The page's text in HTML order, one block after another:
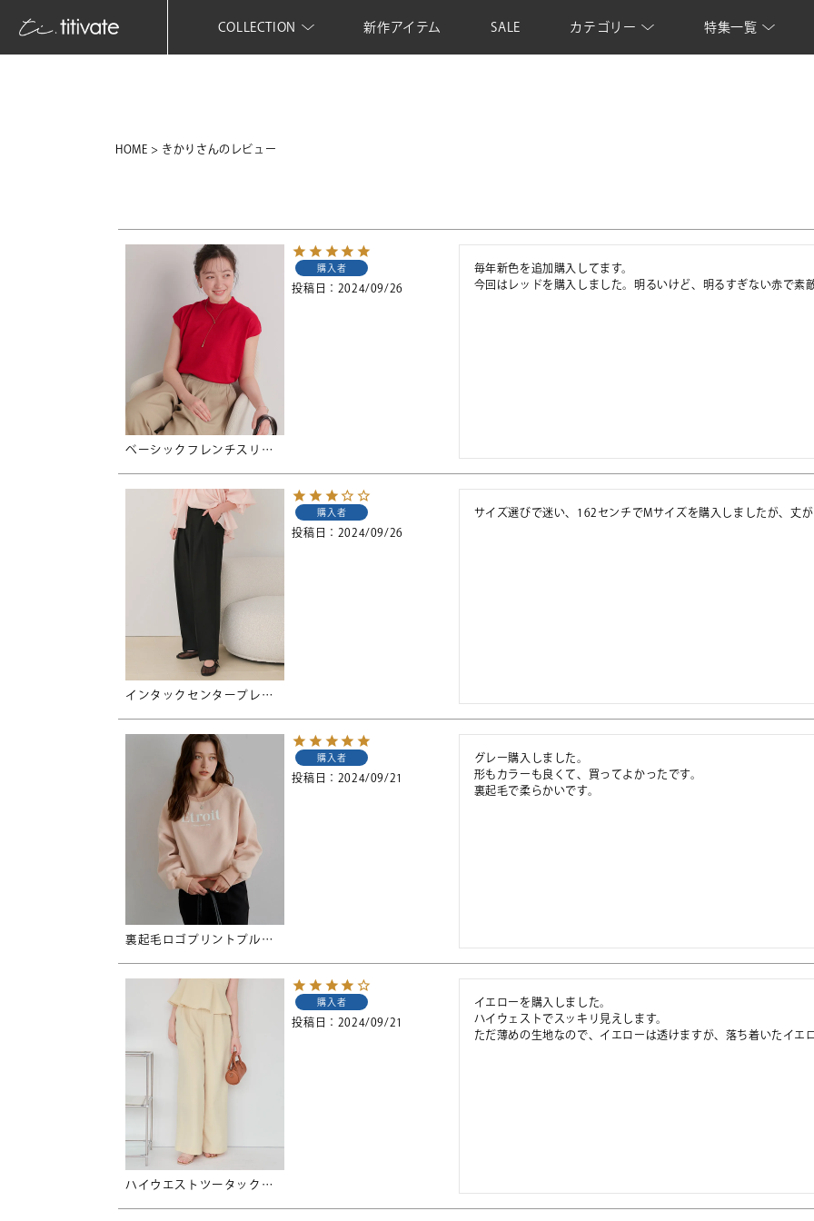
COLLECTION 新作アイテム SALE カテゴリー 特集一覧
HOME きかりさんのレビュー
ベーシックフレンチスリーブライトニット【メール便可／30】
購入者
投稿日 2024/09/26
毎年新色を追加購入してます。
今回はレッドを購入しました。明るいけど、明るすぎない赤で素
インタックセンタープレスワイドパンツ
購入者
投稿日 2024/09/26
サイズ選びで迷い、162センチでMサイズを購入しましたが、丈が
裏起毛ロゴプリントプルオーバー
購入者
投稿日 2024/09/21
グレー購入しました。
形もカラーも良くて、買ってよかったです。
裏起毛で柔らかいです。
ハイウエストツータックワイドパンツ
購入者
投稿日 2024/09/21
イエローを購入しました。
ハイウェストでスッキリ見えします。
ただ薄めの生地なので、イエローは透けますが、落ち着いたイエ